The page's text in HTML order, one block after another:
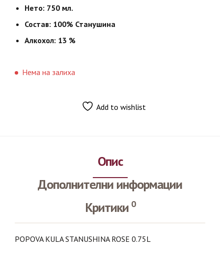
Нето: 750 мл.
Состав: 100% Станушина
Алкохол: 13 %
Нема на залиха
Add to wishlist
Опис
Дополнителни информации
Критики 0
POPOVA KULA STANUSHINA ROSE 0.75L